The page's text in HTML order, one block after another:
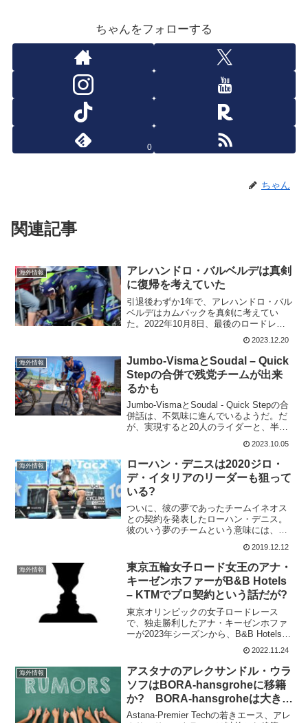
ちゃんをフォローする
0
ちゃん
関連記事
海外情報
アレハンドロ・バルベルデは真剣
に復帰を考えていた
引退後わずか1年で、アレハンドロ・バル
ベルデはカムバックを真剣に考えてい
た。2022年10月8日、最後のロードレー
スとなったイル・ロンバルディアで6位で
ゴールしたアレハンドロ・バルベルデ
は、現役復帰をすぐに考えていたそう
だ。現役復帰はあるの...
2023.12.20
海外情報
Jumbo-VismaとSoudal – Quick
Stepの合併で残党チームが出来
るかも
Jumbo-VismaとSoudal - Quick Stepの合
併話は、不気味に進んでいるようだ。だ
が、実現すると20人のライダーと、半分
のスタッフの職がなくなることになる。
これについて、Soudal - Quick StepのGM
パトリ...
2023.10.05
海外情報
ローハン・デニスは2020ジロ・
デ・イタリアのリーダーも狙って
いる?
ついに、彼の夢であったチームイネオス
との契約を発表したローハン・デニス。
彼のいう夢のチームという意味には、彼
の完璧主義をかなえることも含まれてお
り、常にチームにプッシュし続けるとも
言っている。そして、彼の発言の中には
ジロ・デ・イタリアのタイ...
2019.12.12
海外情報
東京五輪女子ロード女王のアナ・
キーゼンホファーがB&B Hotels
– KTMでプロ契約という話だが?
東京オリンピックの女子ロードレース
で、独走勝利したアナ・キーゼンホファ
ーが2023年シーズンから、B&B Hotels -
KTMで走るというニュースが数日前に出
ていた。ただ、B&B Hotels - KTMからの
発表は、未だない。これは、...
2022.11.24
海外情報
アスタナのアレクサンドル・ウラ
ソフはBORA-hansgroheに移籍
か? BORA-hansgroheは大きく
変貌する
Astana-Premier Techの若きエース、アレ